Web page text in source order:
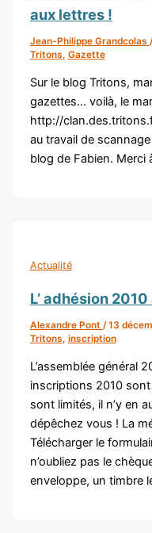
aux lettres !
Jean-Philippe Grandcolas
Tritons, Gazette
Sur le blog Tritons,
gazettes… voilà, le
http://
au travail de
blog de Fabien. Merci
Actualité
L’ adhésion
Alexandre Pont /13
Tritons, inscription
L’assemblée général
inscriptions 2010
sont limités, il n’y en
dépêchez vous ! La
Télécharger le
n’oubliez pas le
enveloppe, un timbre